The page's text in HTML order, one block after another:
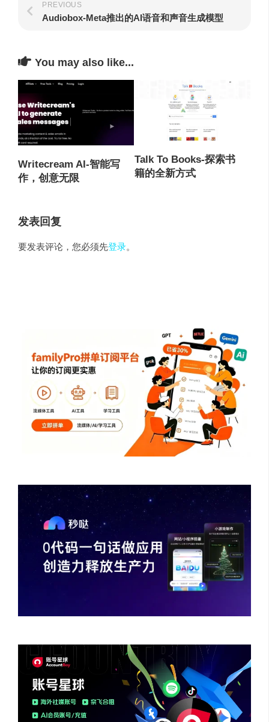
PREVIOUS
Audiobox-Meta推出的AI语音和声音生成模型
You may also like...
Writecream AI-智能写
作，创意无限
Talk To Books-探索书
籍的全新方式
发表回复
要发表评论，您必须先登录。